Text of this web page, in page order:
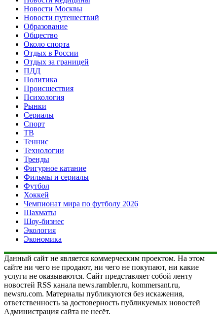
Новости Москвы
Новости путешествий
Образование
Общество
Около спорта
Отдых в России
Отдых за границей
ПДД
Политика
Происшествия
Психология
Рынки
Сериалы
Спорт
ТВ
Теннис
Технологии
Тренды
Фигурное катание
Фильмы и сериалы
Футбол
Хоккей
Чемпионат мира по футболу 2026
Шахматы
Шоу-бизнес
Экология
Экономика
Данный сайт не является коммерческим проектом. На этом
сайте ни чего не продают, ни чего не покупают, ни какие
услуги не оказываются. Сайт представляет собой ленту
новостей RSS канала news.rambler.ru, kommersant.ru,
newsru.com. Материалы публикуются без искажения,
ответственность за достоверность публикуемых новостей
Администрация сайта не несёт.